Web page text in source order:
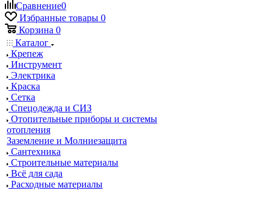
Сравнение0
Избранные товары 0
Корзина 0
Каталог
Крепеж
Инструмент
Электрика
Краска
Сетка
Спецодежда и СИЗ
Отопительные приборы и системы
отопления
Заземление и Молниезащита
Сантехника
Строительные материалы
Всё для сада
Расходные материалы